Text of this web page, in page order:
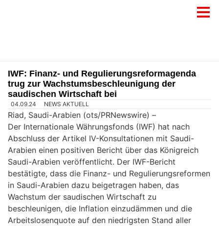
IWF: Finanz- und Regulierungsreformagenda
trug zur Wachstumsbeschleunigung der
saudischen Wirtschaft bei
04.09.24 NEWS AKTUELL
Riad, Saudi-Arabien (ots/PRNewswire) –
Der Internationale Währungsfonds (IWF) hat nach
Abschluss der Artikel IV-Konsultationen mit Saudi-
Arabien einen positiven Bericht über das Königreich
Saudi-Arabien veröffentlicht. Der IWF-Bericht
bestätigte, dass die Finanz- und Regulierungsreformen
in Saudi-Arabien dazu beigetragen haben, das
Wachstum der saudischen Wirtschaft zu
beschleunigen, die Inflation einzudämmen und die
Arbeitslosenquote auf den niedrigsten Stand aller